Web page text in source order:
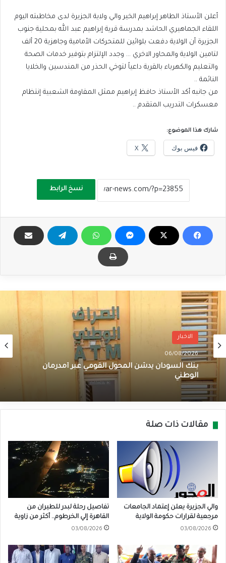
أعلن الأستاذ الطاهر إبراهيم الخير والي ولاية الجزيرة لدى مخاطبته اليوم
اللقاء الجماهيري الحاشد بمدرسة قرية إبراهيم عبد الله بمحلية جنوب
الجزيرة أن الولاية دفعت بلوائين للمتحركات الأمامية وجاهزية 20 ألف
لتامين الولاية والمحاور الاخري … وجدد الإلتزام بتوفير خدمات الصحة
والتعليم والكهرباء بالقرية داعياً لتوخي الحذر من المندسين والخلايا
النائمة ..
من جانبه أكد الأستاذ حافظ إبراهيم ممثل المقاومة الشعبية إنتظام
معسكرات التدريب المتقدم ..
شارك هذا الموضوع:
فيس بوك X
نسخ الرابط
الاخبار
06/08/2026
بنك السودان يدشن المحول القومي عبر أمدرمان
الوطني
مقالات ذات صلة
والي الجزيرة يعلن إعتماد الجامعات
مرجعية لقرارات حكومة الولاية
03/08/2026
تفاصيل رحلة لبدر للطيران من
القاهرة إلي الخرطوم.. أكثر من زاوية
03/08/2026